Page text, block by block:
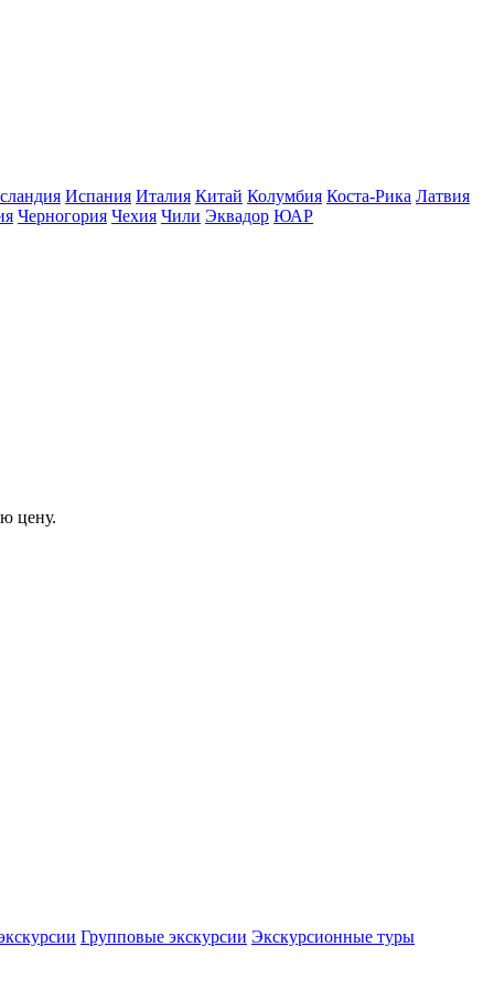
Испания Италия Китай Колумбия Коста-Рика Латвия
Черногория Чехия Чили Эквадор ЮАР
цену.
Групповые экскурсии Экскурсионные туры